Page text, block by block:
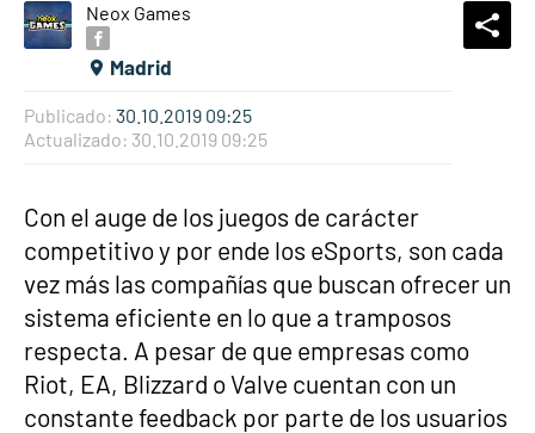
Neox Games
Madrid
Publicado: 30.10.2019 09:25
Actualizado: 30.10.2019 09:25
Con el auge de los juegos de carácter
competitivo y por ende los eSports, son cada
vez más las compañías que buscan ofrecer un
sistema eficiente en lo que a tramposos
respecta. A pesar de que empresas como
Riot, EA, Blizzard o Valve cuentan con un
constante feedback por parte de los usuarios